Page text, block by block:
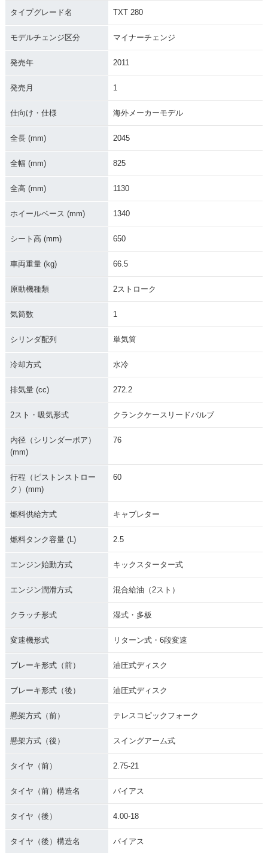
タイプグレード名 TXT 280
モデルチェンジ区分 マイナーチェンジ
発売年 2011
発売月 1
仕向け・仕様 海外メーカーモデル
全長 (mm) 2045
全幅 (mm) 825
全高 (mm) 1130
ホイールベース (mm) 1340
シート高 (mm) 650
車両重量 (kg) 66.5
原動機種類 2ストローク
気筒数 1
シリンダ配列 単気筒
冷却方式 水冷
排気量 (cc) 272.2
2スト・吸気形式 クランクケースリードバルブ
内径（シリンダーボア）
(mm)
76
行程（ピストンストロー
ク）(mm)
60
燃料供給方式 キャブレター
燃料タンク容量 (L) 2.5
エンジン始動方式 キックスターター式
エンジン潤滑方式 混合給油（2スト）
クラッチ形式 湿式・多板
変速機形式 リターン式・6段変速
ブレーキ形式（前） 油圧式ディスク
ブレーキ形式（後） 油圧式ディスク
懸架方式（前） テレスコピックフォーク
懸架方式（後） スイングアーム式
タイヤ（前） 2.75-21
タイヤ（前）構造名 バイアス
タイヤ（後） 4.00-18
タイヤ（後）構造名 バイアス